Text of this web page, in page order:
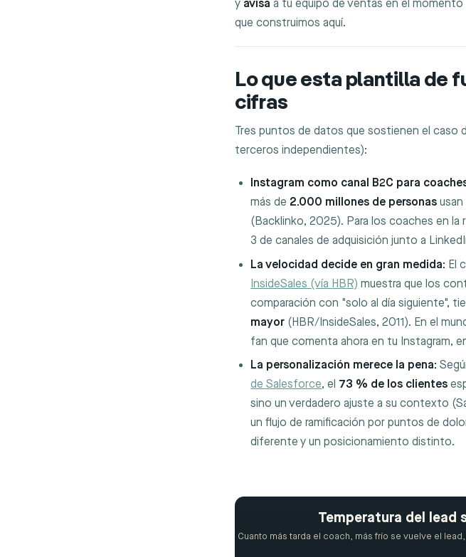
y avisa a tu equipo de ventas en el
que construimos aquí.
Lo que esta plantilla de
cifras
Tres puntos de datos que sostienen el caso
terceros independientes):
Instagram como canal B2C para
más de 2.000 millones de personas
(Backlinko, 2025). Para los coaches en la
3 de canales de adquisición junto a
La velocidad decide en gran medida: El
InsideSales (vía HBR) muestra que los
comparación con "solo al día siguiente",
mayor (HBR/InsideSales, 2011). En el
fan que comenta ahora en tu Instagram,
La personalización merece la pena:
de Salesforce, el 73 % de los clientes
sino un verdadero ajuste a su contexto
un flujo de ramificación por puntos de
diferente y un posicionamiento distinto.
Temperatura del lead
Cuanto más tarda el coach, más frío se vuelve el